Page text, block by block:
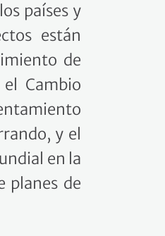
países y
están
de
Cambio
y el
en la
planes de